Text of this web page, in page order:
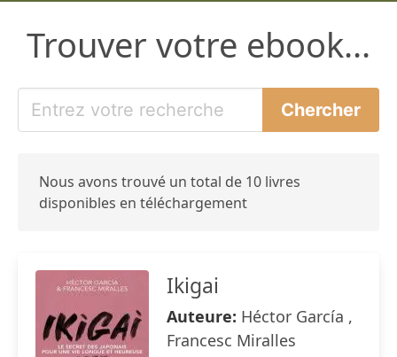
Trouver votre ebook...
Nous avons trouvé un total de 10 livres
disponibles en téléchargement
Ikigai
Auteure: Héctor García ,
Francesc Miralles